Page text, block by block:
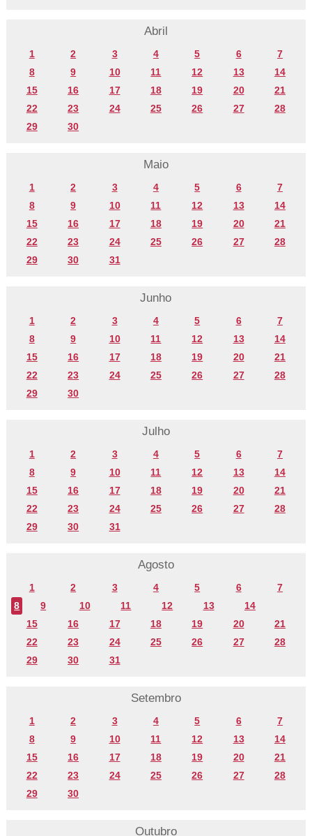
Abril
1 2 3 4 5 6
7
8
9 10 11 12 13
14
15
16 17 18 19 20
21
22
23 24 25 26 27
28
29
30
Maio
1 2 3 4 5 6
7
8
9 10 11 12 13
14
15
16 17 18 19 20
21
22
23 24 25 26 27
28
29
30 31
Junho
1 2 3 4 5 6
7
8
9 10 11 12 13
14
15
16 17 18 19 20
21
22
23 24 25 26 27
28
29
30
Julho
1 2 3 4 5 6
7
8
9 10 11 12 13
14
15
16 17 18 19 20
21
22
23 24 25 26 27
28
29
30 31
Agosto
1 2 3 4 5 6
7
8
9 10 11 12 13
14
15
16 17 18 19 20
21
22
23 24 25 26 27
28
29
30 31
Setembro
1 2 3 4 5 6
7
8
9 10 11 12 13
14
15
16 17 18 19 20
21
22
23 24 25 26 27
28
29
30
Outubro